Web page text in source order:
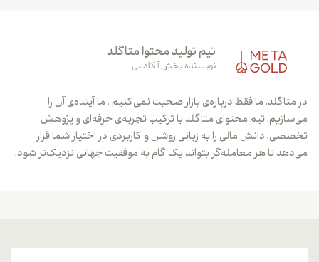
تیم تولید محتوا متاگلد
نویسنده بخش آکادمی
در متاگلد، ما فقط درباره‌ی بازار صحبت نمی‌کنیم ، ما آینده‌ی آن را
می‌سازیم. تیم محتوای متاگلد با ترکیب تجربه‌ی حرفه‌ای و پژوهش
تخصصی، دانش مالی را به زبانی روشن و کاربردی در اختیار شما قرار
می‌دهد تا هر معامله‌گر بتواند یک گام به موفقیت جهانی نزدیک‌تر شود.